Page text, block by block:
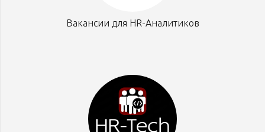
Вакансии для HR-Аналитиков